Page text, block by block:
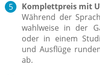
Komplettpreis mit
Während der
wahlweise in der
oder in einem
und Ausflüge
ab.